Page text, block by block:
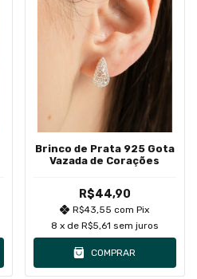
Brinco de Prata 925 Gota
Vazada de Corações
R$44,90
R$43,55com Pix
8 x de R$5,61 sem juros
COMPRAR